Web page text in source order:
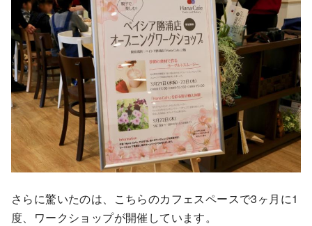
さらに驚いたのは、こちらのカフェスペースで3ヶ月に1
度、ワークショップが開催しています。